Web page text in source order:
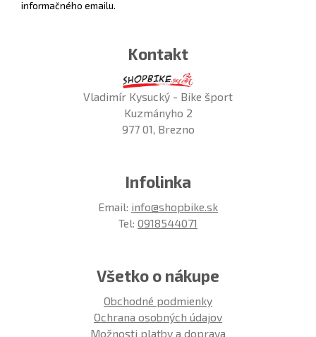
informačného emailu.
Kontakt
Vladimír Kysucký - Bike šport
Kuzmányho 2
977 01, Brezno
Infolinka
Email: info@shopbike.sk
Tel: 0918544071
Všetko o nákupe
Obchodné podmienky
Ochrana osobných údajov
Možnosti platby a doprava